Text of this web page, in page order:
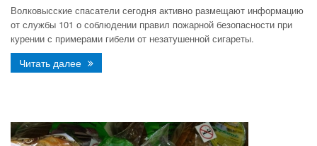
Волковысские спасатели сегодня активно размещают информацию
от службы 101 о соблюдении правил пожарной безопасности при
курении с примерами гибели от незатушенной сигареты.
Читать далее